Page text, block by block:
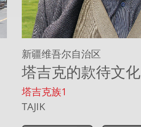
新疆维吾尔自治区
塔吉克的款待文化
塔吉克族1
TAJIK